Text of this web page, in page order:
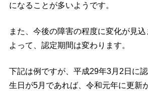
になることが多いようです。
また、今後の障害の程度に変化が見
よって、認定期間は変わります。
下記は例ですが、平成29年3月2日に
生日が5月であれば、令和元年に更新